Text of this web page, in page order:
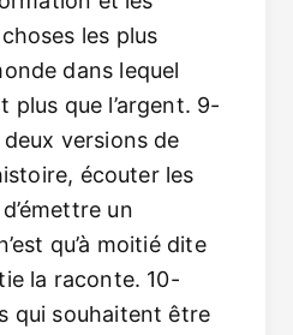
les plus
dans lequel
plus que l’argent. 9-
versions de
écouter les
un
qu’à moitié dite
la raconte. 10-
qui souhaitent être